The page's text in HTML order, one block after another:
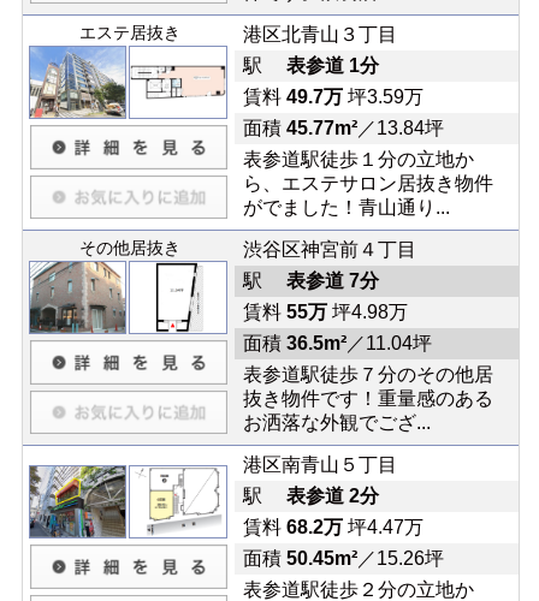
エステ居抜き
港区北青山３丁目
駅 表参道 1分
賃料 49.7万坪3.59万
面積 45.77m²／13.84坪
表参道駅徒歩１分の立地か
ら、エステサロン居抜き物件
がでました！青山通り...
その他居抜き
渋谷区神宮前４丁目
駅 表参道 7分
賃料 55万坪4.98万
面積 36.5m²／11.04坪
表参道駅徒歩７分のその他居
抜き物件です！重量感のある
お洒落な外観でござ...
港区南青山５丁目
駅 表参道 2分
賃料 68.2万坪4.47万
面積 50.45m²／15.26坪
表参道駅徒歩２分の立地か